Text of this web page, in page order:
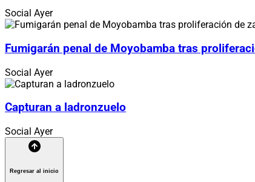
Social Ayer
Fumigarán penal de Moyobamba tras
Social Ayer
Capturan a ladronzuelo
Social Ayer
Regresar al inicio